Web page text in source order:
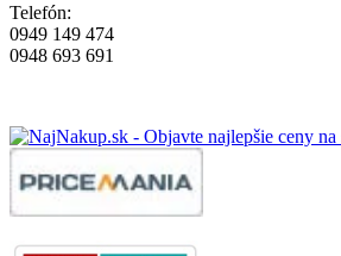
Telefón:
0949 149 474
0948 693 691